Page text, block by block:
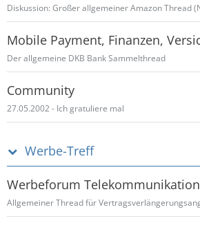
Der allgemeine DKB Bank Sammelthread
Community
27.05.2002 - Ich gratuliere mal
Werbe-Treff
Werbeforum Telekommunikation